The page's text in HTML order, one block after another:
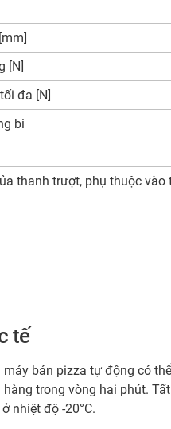
[N]
đa [N]
bi
thanh trượt, phụ thuộc vào
tế
bán pizza tự động có
hàng trong vòng hai phút.
nhiệt độ -20°C.